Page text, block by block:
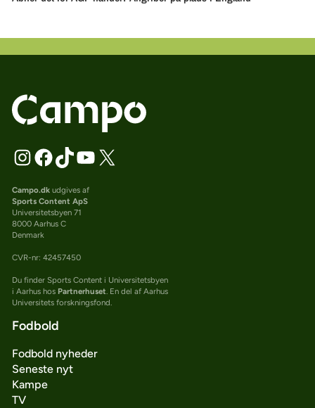
Campo.dkudgives af
Sports Content ApS
Universitetsbyen 71
8000 Aarhus C
Denmark
CVR-nr: 42457450
Du finder Sports Content i Universitetsbyen
i Aarhus hos Partnerhuset. En del af Aarhus
Universitets forskningsfond.
Fodbold
Fodbold nyheder
Seneste nyt
Kampe
TV